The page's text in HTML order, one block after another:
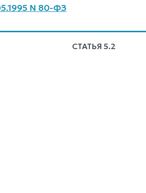
N 80-ФЗ
СТАТЬЯ 5.2